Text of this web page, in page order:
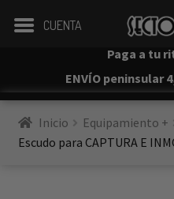
Paga a tu
ENVÍO peninsular
Inicio Equipamiento +
Escudo para CAPTURA E
CUENTA